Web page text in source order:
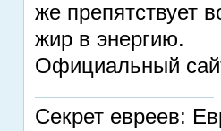
же препятствует
жир в энергию.
Официальный
Секрет евреев: